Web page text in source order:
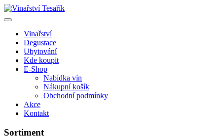
Vinařství
Degustace
Ubytování
Kde koupit
E-Shop
Nabídka vín
Nákupní košík
Obchodní podmínky
Akce
Kontakt
Sortiment